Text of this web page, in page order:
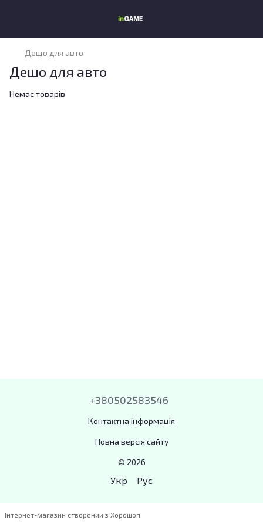
Дещо для авто
Дещо для авто
Немає товарів
+380502583546
Контактна інформація
Повна версія сайту
© 2026
Укр Рус
Інтернет-магазин створений з Хорошоп